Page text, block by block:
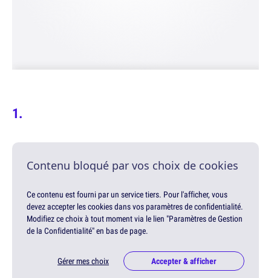
Contenu bloqué par vos choix de cookies
Ce contenu est fourni par un service tiers. Pour l'afficher, vous
devez accepter les cookies dans vos paramètres de confidentialité.
Modifiez ce choix à tout moment via le lien "Paramètres de Gestion
de la Confidentialité" en bas de page.
Gérer mes choix Accepter & afficher